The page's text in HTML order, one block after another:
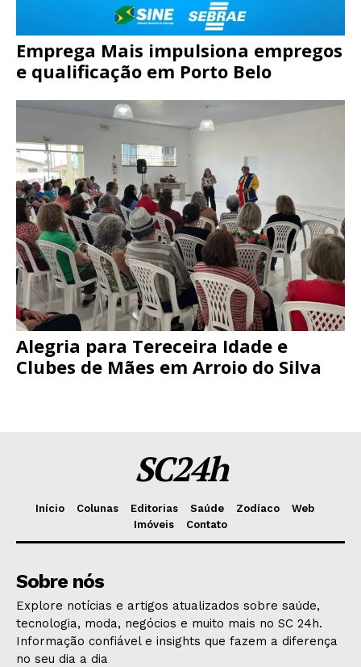
Emprega Mais impulsiona empregos
e qualificação em Porto Belo
Alegria para Tereceira Idade e
Clubes de Mães em Arroio do Silva
SC24h
Início Colunas Editorias Saúde Zodíaco
Web
Imóveis
Contato
Sobre nós
Explore notícias e artigos atualizados sobre saúde,
tecnologia, moda, negócios e muito mais no SC 24h.
Informação confiável e insights que fazem a diferença
no seu dia a dia